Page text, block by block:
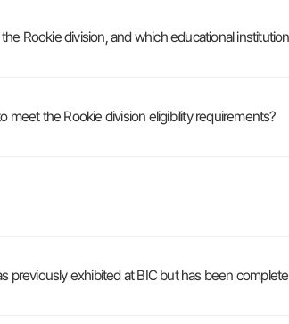
Rookie division, and which educational
meet the Rookie division eligibility requirements?
previously exhibited at BIC but has been